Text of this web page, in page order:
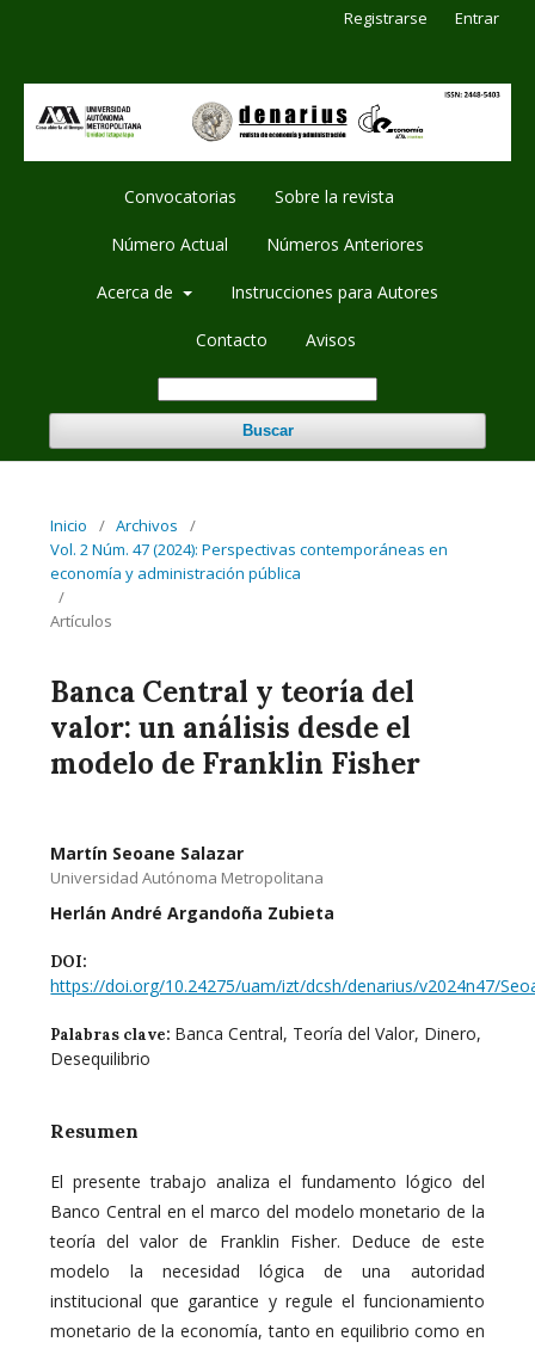
Convocatorias Sobre la revista
Número Actual Números Anteriores
Acerca de Instrucciones para Autores
Contacto Avisos
Buscar
Registrarse Entrar
Inicio / Archivos
/
Vol. 2 Núm. 47 (2024): Perspectivas contemporáneas en
economía y administración pública
/
Artículos
Banca Central y teoría del
valor: un análisis desde el
modelo de Franklin Fisher
Martín Seoane Salazar
Universidad Autónoma Metropolitana
Herlán André Argandoña Zubieta
DOI:
https://doi.org/10.24275/uam/izt/dcsh/denarius/v2024n47/
Palabras clave: Banca Central, Teoría del Valor, Dinero,
Desequilibrio
Resumen
El presente trabajo analiza el fundamento lógico del
Banco Central en el marco del modelo monetario de la
teoría del valor de Franklin Fisher. Deduce de este
modelo la necesidad lógica de una autoridad
institucional que garantice y regule el funcionamiento
monetario de la economía, tanto en equilibrio como en